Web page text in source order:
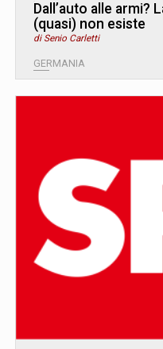
Dall’auto alle armi?
(quasi) non esiste
di Senio Carletti
GERMANIA